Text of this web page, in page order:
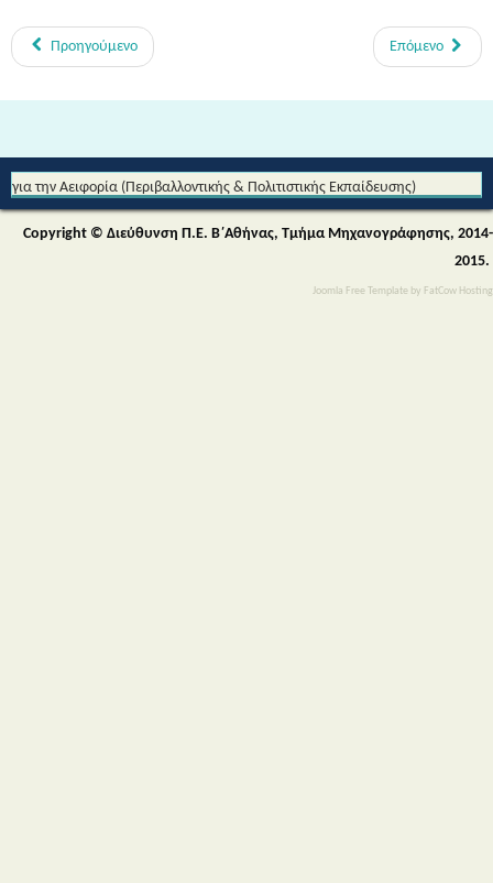
Joomla Free Template by FatCow Hosting
Προηγούμενο Επόμενο
για την Αειφορία (Περιβαλλοντικής & Πολιτιστικής Εκπαίδευσης)
Copyright © Διεύθυνση Π.Ε. Β΄Αθήνας, Τμήμα Μηχανογράφησης, 2014-
2015.